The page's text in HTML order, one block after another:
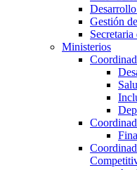
Gestión
Ministerios